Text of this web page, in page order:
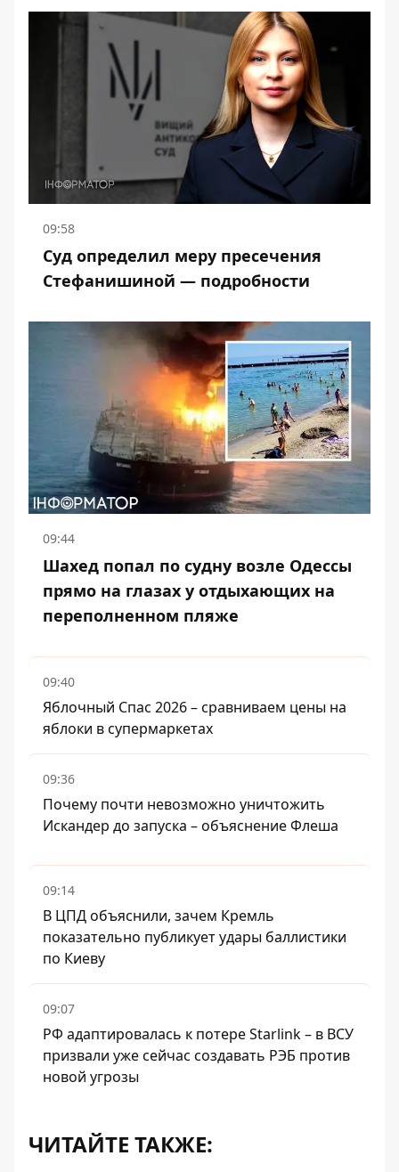
09:58
Суд определил меру пресечения
Стефанишиной — подробности
09:44
Шахед попал по судну возле Одессы
прямо на глазах у отдыхающих на
переполненном пляже
09:40
Яблочный Спас 2026 – сравниваем цены на
яблоки в супермаркетах
09:36
Почему почти невозможно уничтожить
Искандер до запуска – объяснение Флеша
09:14
В ЦПД объяснили, зачем Кремль
показательно публикует удары баллистики
по Киеву
09:07
РФ адаптировалась к потере Starlink – в ВСУ
призвали уже сейчас создавать РЭБ против
новой угрозы
ЧИТАЙТЕ ТАКЖЕ: